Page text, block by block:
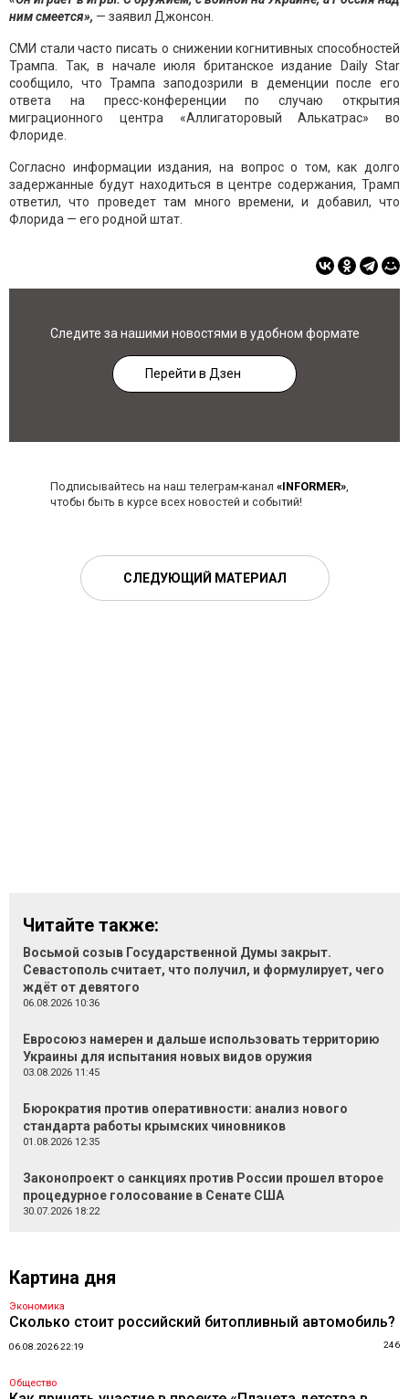
ним смеется», — заявил Джонсон.
СМИ стали часто писать о снижении когнитивных способностей
Трампа. Так, в начале июля британское издание Daily Star
сообщило, что Трампа заподозрили в деменции после его
ответа на пресс-конференции по случаю открытия
миграционного центра «Аллигаторовый Алькатрас» во
Флориде.
Согласно информации издания, на вопрос о том, как долго
задержанные будут находиться в центре содержания, Трамп
ответил, что проведет там много времени, и добавил, что
Флорида — его родной штат.
Следите за нашими новостями в удобном формате
Перейти в Дзен
Подписывайтесь на наш телеграм-канал «INFORMER»,
чтобы быть в курсе всех новостей и событий!
СЛЕДУЮЩИЙ МАТЕРИАЛ
Читайте также:
Восьмой созыв Государственной Думы закрыт.
Севастополь считает, что получил, и формулирует, чего
ждёт от девятого
06.08.2026 10:36
Евросоюз намерен и дальше использовать территорию
Украины для испытания новых видов оружия
03.08.2026 11:45
Бюрократия против оперативности: анализ нового
стандарта работы крымских чиновников
01.08.2026 12:35
Законопроект о санкциях против России прошел второе
процедурное голосование в Сенате США
30.07.2026 18:22
Картина дня
Экономика
Сколько стоит российский битопливный автомобиль?
06.08.2026 22:19 246
Общество